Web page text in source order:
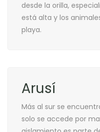
desde la orilla,
está alta y los
playa.
Arusí
Más al sur se
solo se accede por